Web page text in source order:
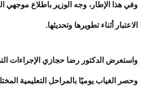
وفي هذا الإطار، وجه الوزير باطلاع موجهي
الاعتبار أثناء تطويرها وتحديثها.
واستعرض الدكتور رضا حجازي الإجراءات
وحصر الغياب يوميًا بالمراحل التعليمية